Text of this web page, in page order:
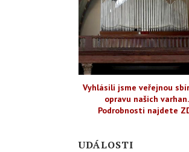
Vyhlásili jsme veřejnou
opravu našich varhan.
Podrobnosti najdete
UDÁLOSTI